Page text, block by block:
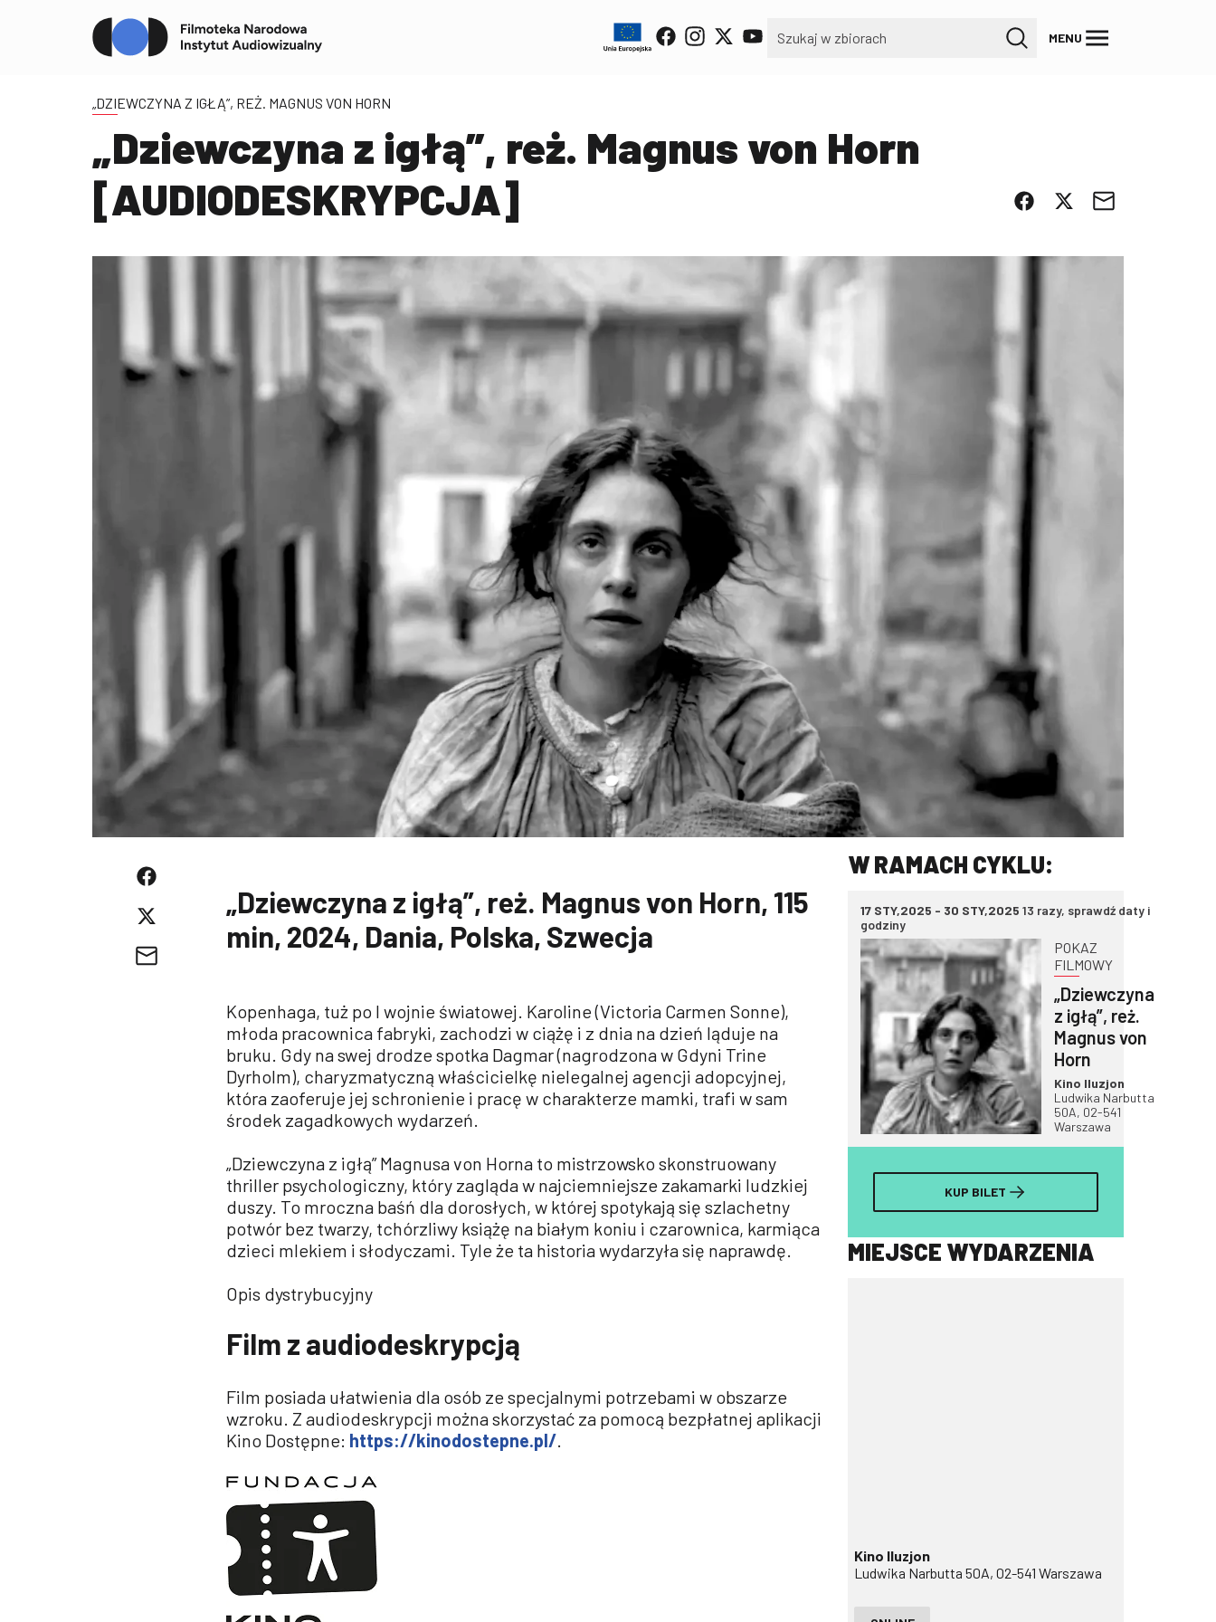
MENU
„DZIEWCZYNA Z IGŁĄ”, REŻ. MAGNUS VON HORN
„Dziewczyna z igłą”, reż. Magnus von Horn
[AUDIODESKRYPCJA]
„Dziewczyna z igłą”, reż. Magnus von Horn, 115
min, 2024, Dania, Polska, Szwecja
Kopenhaga, tuż po I wojnie światowej. Karoline (Victoria Carmen Sonne),
młoda pracownica fabryki, zachodzi w ciążę i z dnia na dzień ląduje na
bruku. Gdy na swej drodze spotka Dagmar (nagrodzona w Gdyni Trine
Dyrholm), charyzmatyczną właścicielkę nielegalnej agencji adopcyjnej,
która zaoferuje jej schronienie i pracę w charakterze mamki, trafi w sam
środek zagadkowych wydarzeń.
„Dziewczyna z igłą” Magnusa von Horna to mistrzowsko skonstruowany
thriller psychologiczny, który zagląda w najciemniejsze zakamarki ludzkiej
duszy. To mroczna baśń dla dorosłych, w której spotykają się szlachetny
potwór bez twarzy, tchórzliwy książę na białym koniu i czarownica, karmiąca
dzieci mlekiem i słodyczami. Tyle że ta historia wydarzyła się naprawdę.
Opis dystrybucyjny
Film z audiodeskrypcją
Film posiada ułatwienia dla osób ze specjalnymi potrzebami w obszarze
wzroku. Z audiodeskrypcji można skorzystać za pomocą bezpłatnej aplikacji
Kino Dostępne: https://kinodostepne.pl/.
W RAMACH CYKLU:
17 STY,2025 - 30 STY,2025 13 razy, sprawdź daty i
godziny
POKAZ
FILMOWY
„Dziewczyna
z igłą”, reż.
Magnus von
Horn
Kino Iluzjon
Ludwika Narbutta
50A, 02-541
Warszawa
KUP BILET
MIEJSCE WYDARZENIA
Kino Iluzjon
Ludwika Narbutta 50A, 02-541 Warszawa